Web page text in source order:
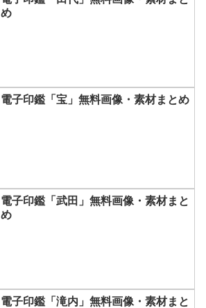
め
電子印鑑「宝」無料画像・素材まとめ
電子印鑑「武田」無料画像・素材まと
め
電子印鑑「滝内」無料画像・素材まと